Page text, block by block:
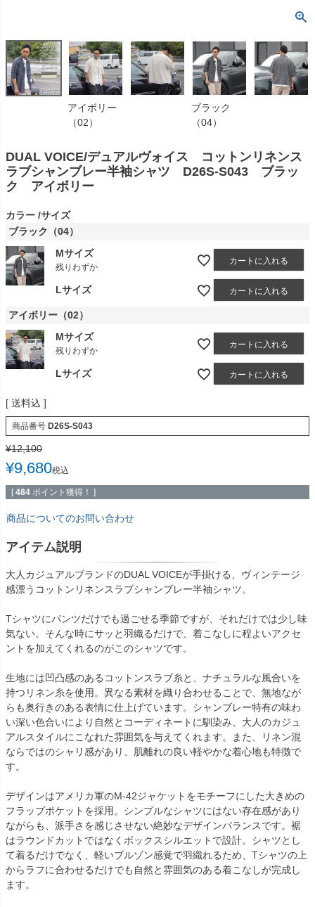
アイボリー
（02）
ブラック
（04）
DUAL VOICE/デュアルヴォイス コットンリネンス
ラブシャンブレー半袖シャツ D26S-S043 ブラッ
ク アイボリー
カラー サイズ
ブラック（04）
Mサイズ
残りわずか
カートに入れる
Lサイズ カートに入れる
アイボリー（02）
Mサイズ
残りわずか
カートに入れる
Lサイズ カートに入れる
送料込
商品番号 D26S-S043
¥12,100
¥9,680税込
[ 484 ポイント獲得！ ]
商品についてのお問い合わせ
アイテム説明
大人カジュアルブランドのDUAL VOICEが手掛ける、ヴィンテージ
感漂うコットンリネンスラブシャンブレー半袖シャツ。
Tシャツにパンツだけでも過ごせる季節ですが、それだけでは少し味
気ない。そんな時にサッと羽織るだけで、着こなしに程よいアクセ
ントを加えてくれるのがこのシャツです。
生地には凹凸感のあるコットンスラブ糸と、ナチュラルな風合いを
持つリネン糸を使用。異なる素材を織り合わせることで、無地なが
らも奥行きのある表情に仕上げています。シャンブレー特有の味わ
い深い色合いにより自然とコーディネートに馴染み、大人のカジュ
アルスタイルにこなれた雰囲気を与えてくれます。また、リネン混
ならではのシャリ感があり、肌離れの良い軽やかな着心地も特徴で
す。
デザインはアメリカ軍のM-42ジャケットをモチーフにした大きめの
フラップポケットを採用。シンプルなシャツにはない存在感があり
ながらも、派手さを感じさせない絶妙なデザインバランスです。裾
はラウンドカットではなくボックスシルエットで設計。シャツとし
て着るだけでなく、軽いブルゾン感覚で羽織れるため、Tシャツの上
からラフに合わせるだけでも自然と雰囲気のある着こなしが完成し
ます。